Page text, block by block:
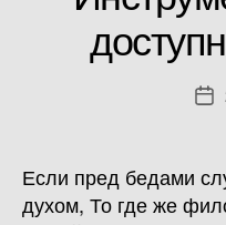
Если пред бедами
духом, То где же